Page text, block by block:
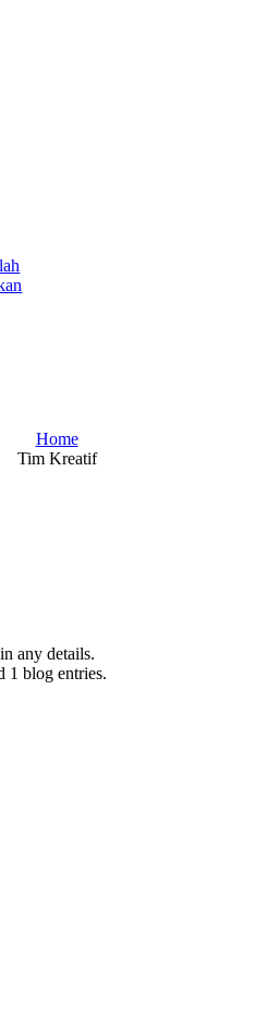
Home
Tim Kreatif
any details.
1 blog entries.